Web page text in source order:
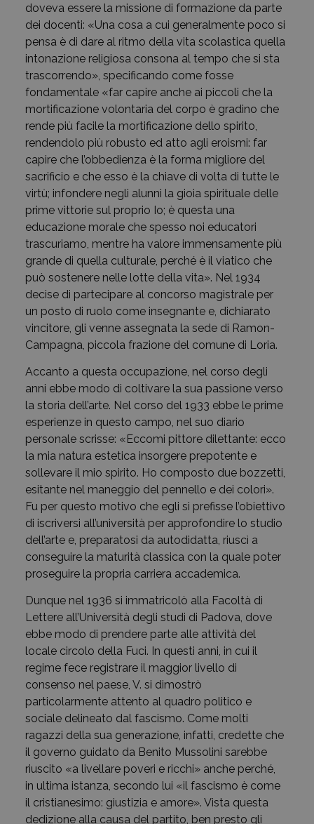
doveva essere la missione di formazione da parte
dei docenti: «Una cosa a cui generalmente poco si
pensa è di dare al ritmo della vita scolastica quella
intonazione religiosa consona al tempo che si sta
trascorrendo», specificando come fosse
fondamentale «far capire anche ai piccoli che la
mortificazione volontaria del corpo è gradino che
rende più facile la mortificazione dello spirito,
rendendolo più robusto ed atto agli eroismi: far
capire che l’obbedienza è la forma migliore del
sacrificio e che esso è la chiave di volta di tutte le
virtù; infondere negli alunni la gioia spirituale delle
prime vittorie sul proprio Io; è questa una
educazione morale che spesso noi educatori
trascuriamo, mentre ha valore immensamente più
grande di quella culturale, perché è il viatico che
può sostenere nelle lotte della vita». Nel 1934
decise di partecipare al concorso magistrale per
un posto di ruolo come insegnante e, dichiarato
vincitore, gli venne assegnata la sede di Ramon-
Campagna, piccola frazione del comune di Loria.
Accanto a questa occupazione, nel corso degli
anni ebbe modo di coltivare la sua passione verso
la storia dell’arte. Nel corso del 1933 ebbe le prime
esperienze in questo campo, nel suo diario
personale scrisse: «Eccomi pittore dilettante: ecco
la mia natura estetica insorgere prepotente e
sollevare il mio spirito. Ho composto due bozzetti,
esitante nel maneggio del pennello e dei colori».
Fu per questo motivo che egli si prefisse l’obiettivo
di iscriversi all’università per approfondire lo studio
dell’arte e, preparatosi da autodidatta, riuscì a
conseguire la maturità classica con la quale poter
proseguire la propria carriera accademica.
Dunque nel 1936 si immatricolò alla Facoltà di
Lettere all’Università degli studi di Padova, dove
ebbe modo di prendere parte alle attività del
locale circolo della Fuci. In questi anni, in cui il
regime fece registrare il maggior livello di
consenso nel paese, V. si dimostrò
particolarmente attento al quadro politico e
sociale delineato dal fascismo. Come molti
ragazzi della sua generazione, infatti, credette che
il governo guidato da Benito Mussolini sarebbe
riuscito «a livellare poveri e ricchi» anche perché,
in ultima istanza, secondo lui «il fascismo è come
il cristianesimo: giustizia e amore». Vista questa
dedizione alla causa del partito, ben presto gli